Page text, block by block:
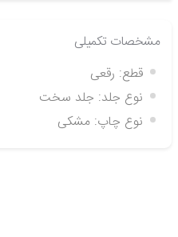
مشخصات تکمیلی
قطع: رقعی
نوع جلد: جلد سخت
نوع چاپ: مشکی